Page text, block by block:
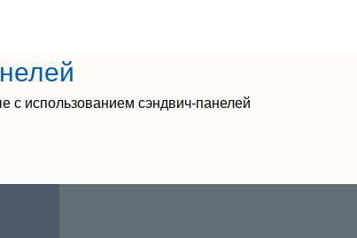
с использованием сэндвич-панелей